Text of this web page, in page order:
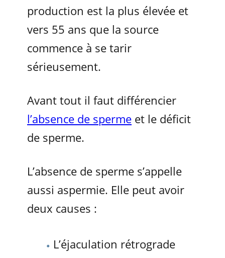
production est la plus élevée et
vers 55 ans que la source
commence à se tarir
sérieusement.
Avant tout il faut différencier
l’absence de sperme et le déficit
de sperme.
L’absence de sperme s’appelle
aussi aspermie. Elle peut avoir
deux causes :
L’éjaculation rétrograde